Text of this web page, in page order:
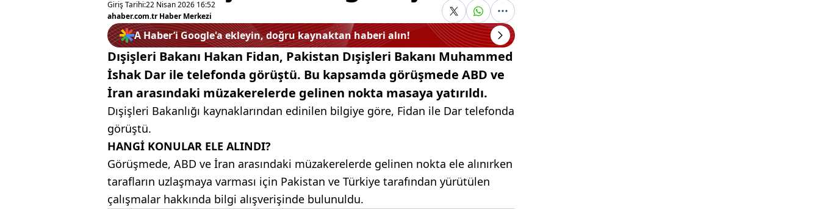
Giriş Tarihi:22 Nisan 2026 16:52
ahaber.com.tr Haber Merkezi
A Haber’i Google'a ekleyin, doğru kaynaktan haberi alın!
Dışişleri Bakanı Hakan Fidan, Pakistan Dışişleri Bakanı Muhammed
İshak Dar ile telefonda görüştü. Bu kapsamda görüşmede ABD ve
İran arasındaki müzakerelerde gelinen nokta masaya yatırıldı.
Dışişleri Bakanlığı kaynaklarından edinilen bilgiye göre, Fidan ile Dar telefonda
görüştü.
HANGİ KONULAR ELE ALINDI?
Görüşmede, ABD ve İran arasındaki müzakerelerde gelinen nokta ele alınırken
tarafların uzlaşmaya varması için Pakistan ve Türkiye tarafından yürütülen
çalışmalar hakkında bilgi alışverişinde bulunuldu.